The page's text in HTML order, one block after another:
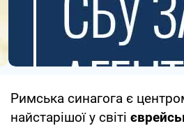
Римська синагога є
найстарішої у світі